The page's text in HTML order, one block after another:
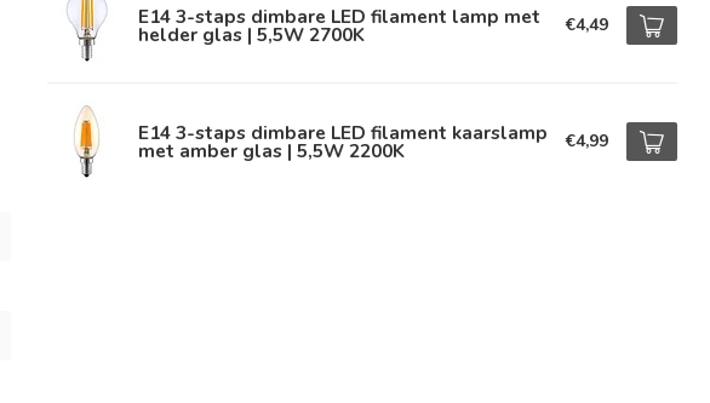
E14 3-staps dimbare LED filament lamp met
helder glas | 5,5W 2700K €4,49
E14 3-staps dimbare LED filament kaarslamp
met amber glas | 5,5W 2200K €4,99